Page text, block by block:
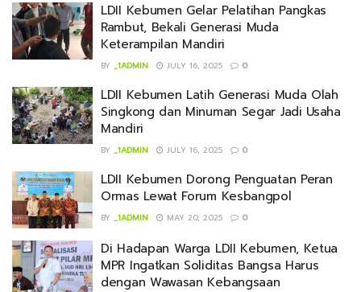
LDII Kebumen Gelar Pelatihan Pangkas
Rambut, Bekali Generasi Muda
Keterampilan Mandiri
BY _1ADMIN JULY 16, 2025 0
LDII Kebumen Latih Generasi Muda Olah
Singkong dan Minuman Segar Jadi Usaha
Mandiri
BY _1ADMIN JULY 16, 2025 0
LDII Kebumen Dorong Penguatan Peran
Ormas Lewat Forum Kesbangpol
BY _1ADMIN MAY 20, 2025 0
Di Hadapan Warga LDII Kebumen, Ketua
MPR Ingatkan Soliditas Bangsa Harus
dengan Wawasan Kebangsaan